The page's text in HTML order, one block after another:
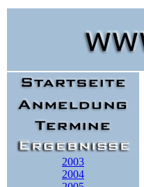
2003
2004